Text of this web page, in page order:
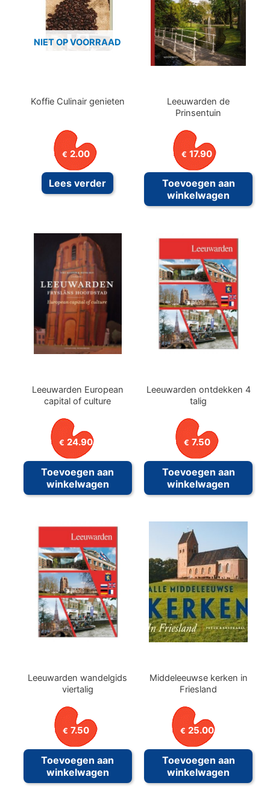
NIET OP VOORRAAD
Koffie Culinair genieten
€ 2.00
Lees verder
Leeuwarden de
Prinsentuin
€ 17.90
Toevoegen aan
winkelwagen
Leeuwarden European
capital of culture
€ 24.90
Toevoegen aan
winkelwagen
Leeuwarden ontdekken 4
talig
€ 7.50
Toevoegen aan
winkelwagen
Leeuwarden wandelgids
viertalig
€ 7.50
Toevoegen aan
winkelwagen
Middeleeuwse kerken in
Friesland
€ 25.00
Toevoegen aan
winkelwagen